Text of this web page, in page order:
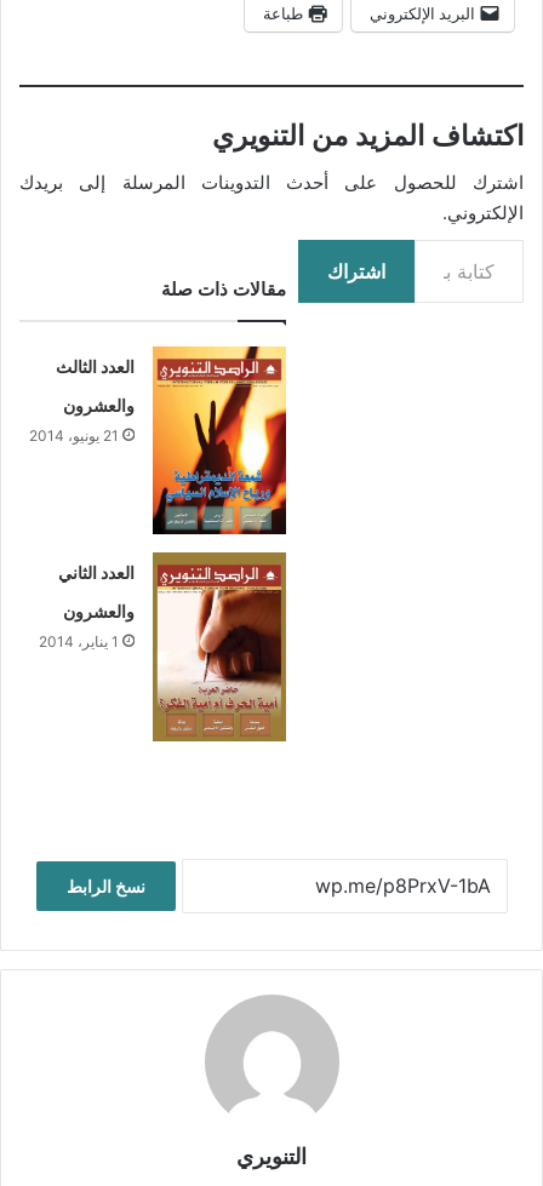
البريد الإلكتروني طباعة
اكتشاف المزيد من التنويري
اشترك للحصول على أحدث التدوينات المرسلة إلى بريدك
الإلكتروني.
كتابة بريدك الإلكتروني...
اشتراك
مقالات ذات صلة
العدد الثالث
والعشرون
21 يونيو، 2014
العدد الثاني
والعشرون
1 يناير، 2014
نسخ الرابط
التنويري